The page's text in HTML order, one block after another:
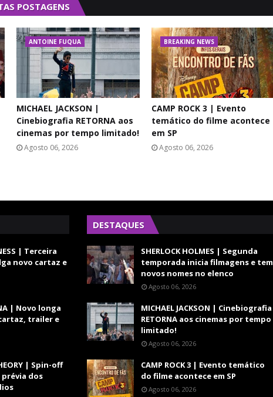
POSTAGENS
ANTOINE FUQUA
MICHAEL JACKSON |
Cinebiografia RETORNA aos
cinemas por tempo limitado!
Agosto 06, 2026
BREAKING NEWS
CAMP ROCK 3 | Evento
temático do filme acontece
em SP
Agosto 06, 2026
| Terceira
novo cartaz e
| Novo longa
trailer e
| Spin-off
dos
DESTAQUES
SHERLOCK HOLMES | Segunda
temporada inicia filmagens e tem
novos nomes no elenco
Agosto 06, 2026
MICHAEL JACKSON | Cinebiografia
RETORNA aos cinemas por tempo
limitado!
Agosto 06, 2026
CAMP ROCK 3 | Evento temático
do filme acontece em SP
Agosto 06, 2026